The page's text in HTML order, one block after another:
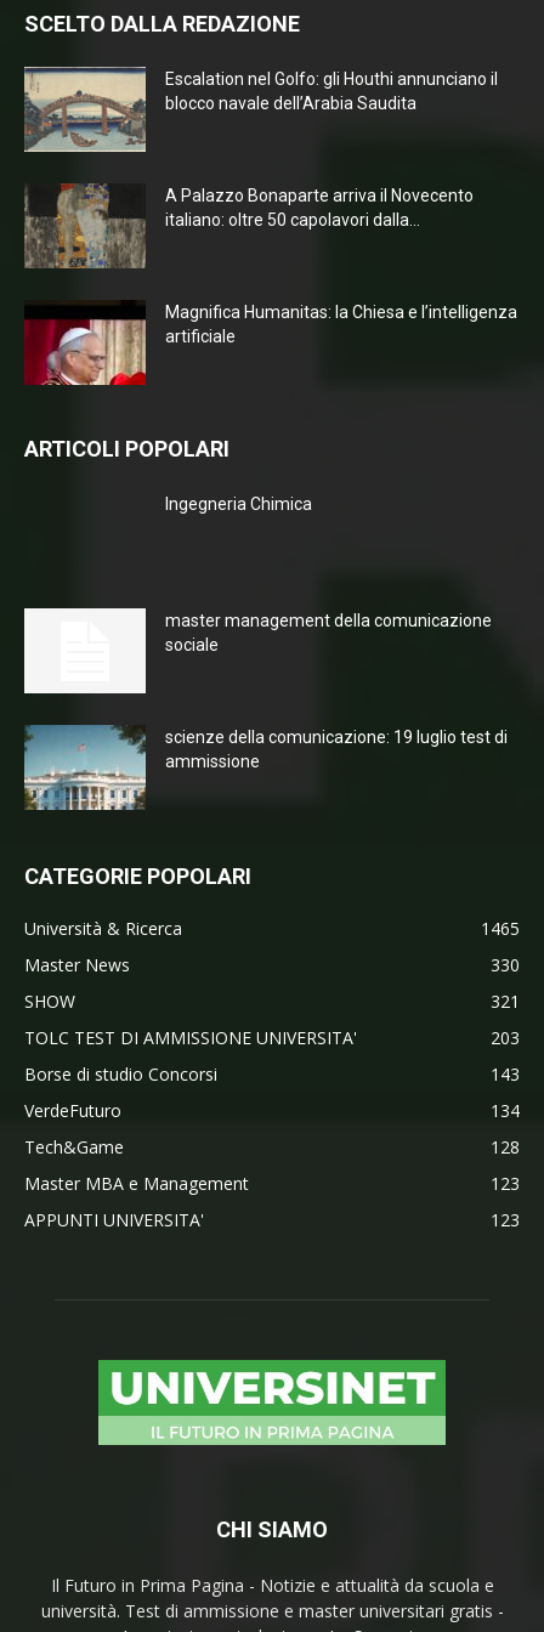
SCELTO DALLA REDAZIONE
Escalation nel Golfo: gli Houthi annunciano il
blocco navale dell’Arabia Saudita
A Palazzo Bonaparte arriva il Novecento
italiano: oltre 50 capolavori dalla...
Magnifica Humanitas: la Chiesa e l’intelligenza
artificiale
ARTICOLI POPOLARI
Ingegneria Chimica
master management della comunicazione
sociale
scienze della comunicazione: 19 luglio test di
ammissione
CATEGORIE POPOLARI
Università & Ricerca
1465
Master News
330
SHOW
321
TOLC TEST DI AMMISSIONE UNIVERSITA'
203
Borse di studio Concorsi
143
VerdeFuturo
134
Tech&Game
128
Master MBA e Management
123
APPUNTI UNIVERSITA'
123
CHI SIAMO
Il Futuro in Prima Pagina - Notizie e attualità da scuola e
università. Test di ammissione e master universitari gratis -